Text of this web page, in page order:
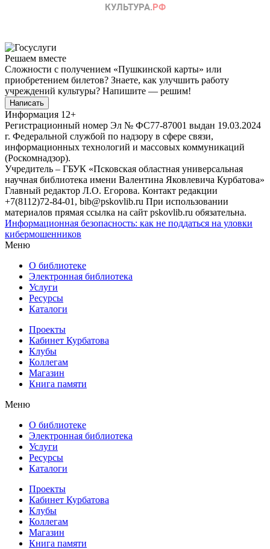
Решаем вместе
Сложности с получением «Пушкинской карты» или
приобретением билетов? Знаете, как улучшить работу
учреждений культуры? Напишите — решим!
Написать
Информация 12+
Регистрационный номер Эл № ФС77-87001 выдан 19.03.2024
г. Федеральной службой по надзору в сфере связи,
информационных технологий и массовых коммуникаций
(Роскомнадзор).
Учредитель – ГБУК «Псковская областная универсальная
научная библиотека имени Валентина Яковлевича Курбатова»
Главный редактор Л.О. Егорова. Контакт редакции
+7(8112)72-84-01, bib@pskovlib.ru При использовании
материалов прямая ссылка на сайт pskovlib.ru обязательна.
Информационная безопасность: как не поддаться на уловки
кибермошенников
Меню
О библиотеке
Электронная библиотека
Услуги
Ресурсы
Каталоги
Проекты
Кабинет Курбатова
Клубы
Коллегам
Магазин
Книга памяти
Меню
О библиотеке
Электронная библиотека
Услуги
Ресурсы
Каталоги
Проекты
Кабинет Курбатова
Клубы
Коллегам
Магазин
Книга памяти